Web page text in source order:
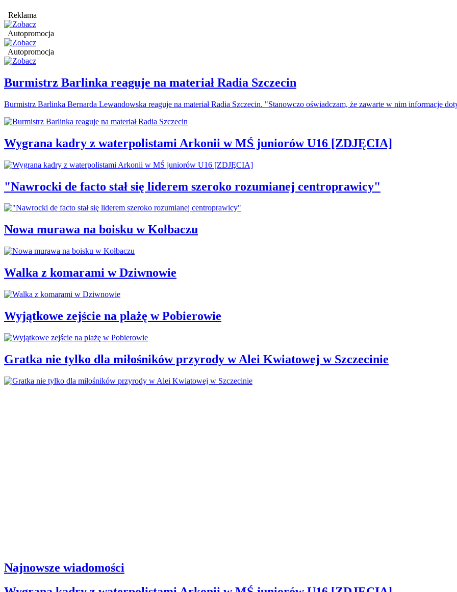
Reklama
Autopromocja
Autopromocja
Burmistrz Barlinka reaguje na materiał Radia Szczecin
Burmistrz Barlinka Bernarda Lewandowska reaguje na materiał Radia Szczecin. "Stanowczo oświadczam, że zawarte w nim informacje
Wygrana kadry z waterpolistami Arkonii w MŚ juniorów U16 [ZDJĘCIA]
"Nawrocki de facto stał się liderem szeroko rozumianej centroprawicy"
Nowa murawa na boisku w Kołbaczu
Walka z komarami w Dziwnowie
Wyjątkowe zejście na plażę w Pobierowie
Gratka nie tylko dla miłośników przyrody w Alei Kwiatowej w Szczecinie
Najnowsze wiadomości